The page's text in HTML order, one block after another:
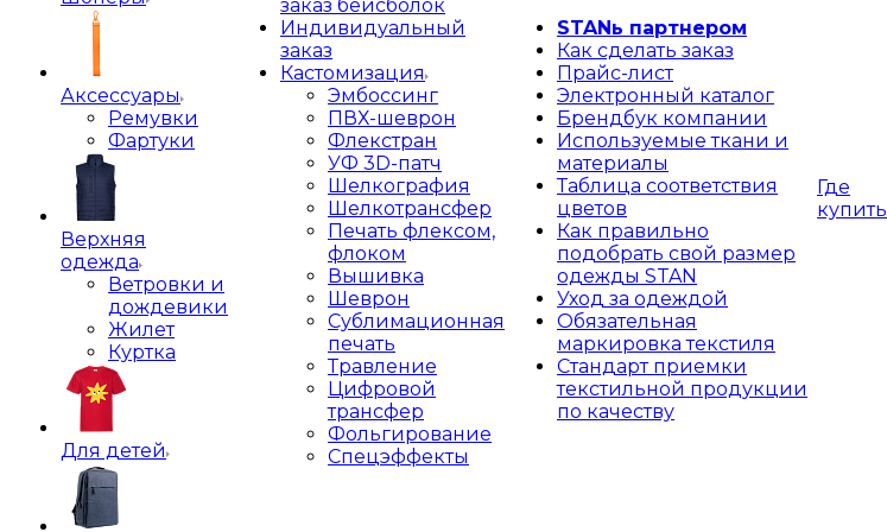
Аксессуары
Ремувки
Фартуки
Верхняя
одежда
Ветровки и
дождевики
Жилет
Куртка
Для детей
заказ бейсболок
Индивидуальный
заказ
Кастомизация
Эмбоссинг
ПВХ-шеврон
Флекстран
УФ 3D-патч
Шелкография
Шелкотрансфер
Печать флексом,
флоком
Вышивка
Шеврон
Сублимационная
печать
Травление
Цифровой
трансфер
Фольгирование
Спецэффекты
STANь партнером
Как сделать заказ
Прайс-лист
Электронный каталог
Брендбук компании
Используемые ткани и
материалы
Таблица соответствия
цветов
Как правильно
подобрать свой размер
одежды STAN
Уход за одеждой
Обязательная
маркировка текстиля
Стандарт приемки
текстильной продукции
по качеству
Где
купить